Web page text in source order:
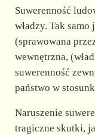
Suwerenność
władzy. Tak
(sprawowana
wewnętrzna,
suwerenność
państwo w
Naruszenie
tragiczne skutki,